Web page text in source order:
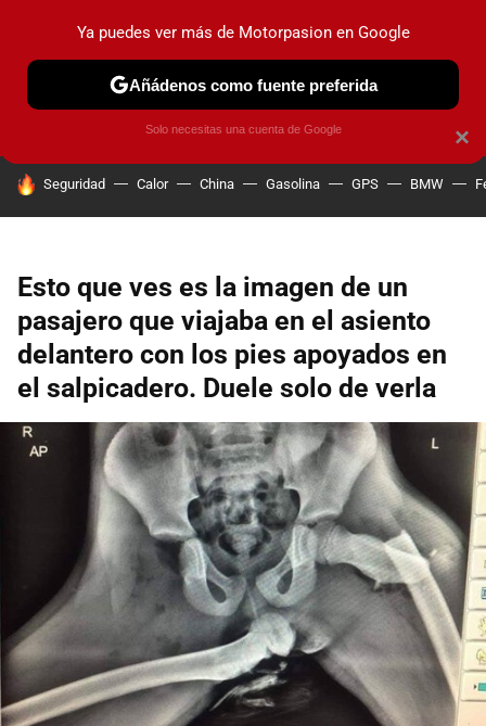
PRUEBAS COCHES ELÉCTRICOS OBSERVATORIO
HOY SE HABLA DE
Seguridad Calor China Gasolina GPS BMW
Esto que ves es la imagen de un
pasajero que viajaba en el asiento
delantero con los pies apoyados en
el salpicadero. Duele solo de verla
×
Ya puedes ver más de Motorpasion en Google
Añádenos como fuente preferida
Solo necesitas una cuenta de Google